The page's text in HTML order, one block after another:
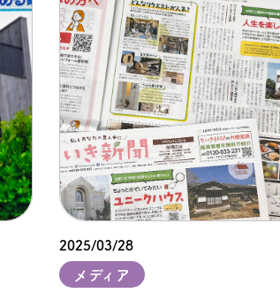
2025/03/28
メディア